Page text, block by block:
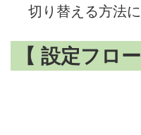
切り替える方法
【 設定フロー